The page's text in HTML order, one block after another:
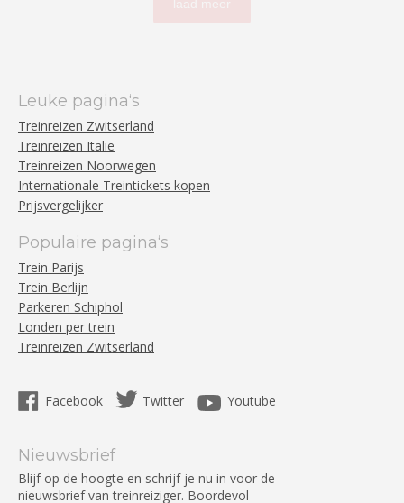
Leuke pagina‘s
Treinreizen Zwitserland
Treinreizen Italië
Treinreizen Noorwegen
Internationale Treintickets kopen
Prijsvergelijker
Populaire pagina‘s
Trein Parijs
Trein Berlijn
Parkeren Schiphol
Londen per trein
Treinreizen Zwitserland
Facebook Twitter Youtube
Nieuwsbrief
Blijf op de hoogte en schrijf je nu in voor de
nieuwsbrief van treinreiziger. Boordevol